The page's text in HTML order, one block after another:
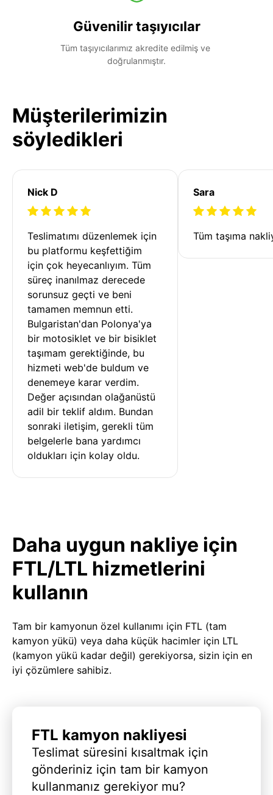
Güvenilir taşıyıcılar
Tüm taşıyıcılarımız akredite edilmiş ve
doğrulanmıştır.
Müşterilerimizin
söyledikleri
Nick D
Teslimatımı düzenlemek için
bu platformu keşfettiğim
için çok heyecanlıyım. Tüm
süreç inanılmaz derecede
sorunsuz geçti ve beni
tamamen memnun etti.
Bulgaristan'dan Polonya'ya
bir motosiklet ve bir bisiklet
taşımam gerektiğinde, bu
hizmeti web'de buldum ve
denemeye karar verdim.
Değer açısından olağanüstü
adil bir teklif aldım. Bundan
sonraki iletişim, gerekli tüm
belgelerle bana yardımcı
oldukları için kolay oldu.
Sara
Tüm taşıma
Daha uygun nakliye için
FTL/LTL hizmetlerini
kullanın
Tam bir kamyonun özel kullanımı için FTL (tam
kamyon yükü) veya daha küçük hacimler için LTL
(kamyon yükü kadar değil) gerekiyorsa, sizin için en
iyi çözümlere sahibiz.
FTL kamyon nakliyesi
Teslimat süresini kısaltmak için
gönderiniz için tam bir kamyon
kullanmanız gerekiyor mu?